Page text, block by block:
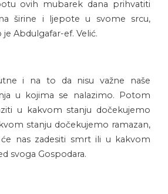
ovih mubarek dana prihvatiti
širine i ljepote u svome srcu,
Abdulgafar-ef. Velić.
i na to da nisu važne naše
u kojima se nalazimo. Potom
u kakvom stanju dočekujemo
stanju dočekujemo ramazan,
nas zadesiti smrt ili u kakvom
svoga Gospodara.